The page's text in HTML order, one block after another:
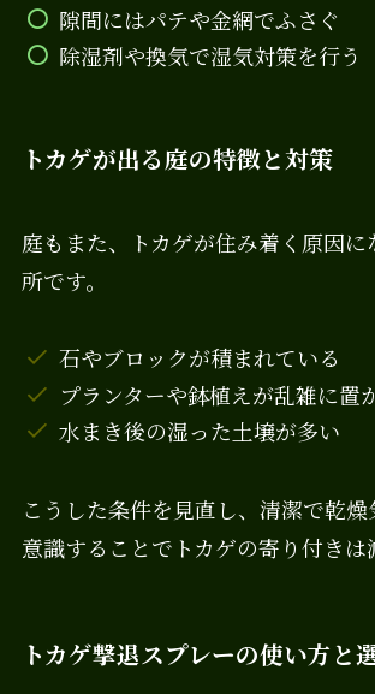
隙間にはパテや金網でふさぐ
除湿剤や換気で湿気対策を行う
トカゲが出る庭の特徴と対策
庭もまた、トカゲが住み着く原因
所です。
石やブロックが積まれている
プランターや鉢植えが乱雑に置
水まき後の湿った土壌が多い
こうした条件を見直し、清潔で乾
意識することでトカゲの寄り付きは
トカゲ撃退スプレーの使い方と